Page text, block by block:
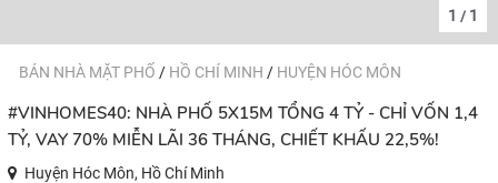
1 / 1
BÁN NHÀ MẶT PHỐ / HỒ CHÍ MINH / HUYỆN HÓC MÔN
#VINHOMES40: NHÀ PHỐ 5X15M TỔNG 4 TỶ - CHỈ VỐN 1,4
TỶ, VAY 70% MIỄN LÃI 36 THÁNG, CHIẾT KHẤU 22,5%!
Huyện Hóc Môn, Hồ Chí Minh